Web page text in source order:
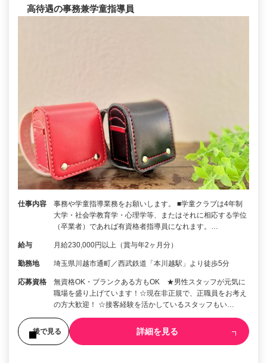
高待遇の事務兼学童指導員
仕事内容
事務や学童指導業務をお願いします。 ■学童クラブは4年制
大学・社会学教育学・心理学等、またはそれに相応する学位
（卒業者）であれば有資格者指導員になれます。…
給与 月給230,000円以上（賞与年2ヶ月分）
勤務地 埼玉県川越市通町／西武鉄道「本川越駅」より徒歩5分
応募資格
無資格OK・ブランクある方もOK ★男性スタッフが元気に
職場を盛り上げています！☆現在非正規で、正職員をお考え
の方大歓迎！ ☆接客経験を活かしているスタッフもい…
後で見る 詳細を見る